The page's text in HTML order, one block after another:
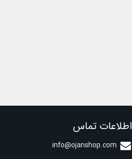
اطلاعات تماس
info@ojanshop.com